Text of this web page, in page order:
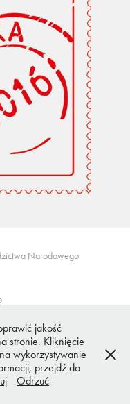
Narodowego
jakość
stronie. Kliknięcie
wykorzystywanie
przejdź do
Odrzuć